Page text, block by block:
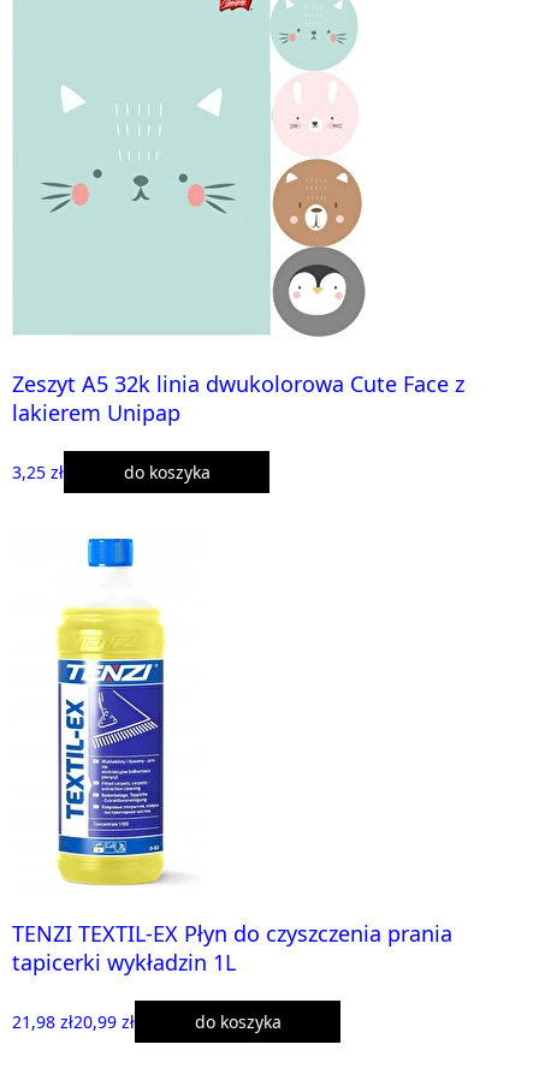
Zeszyt A5 32k linia dwukolorowa Cute Face z
lakierem Unipap
3,25 zł do koszyka
TENZI TEXTIL-EX Płyn do czyszczenia prania
tapicerki wykładzin 1L
21,98 zł20,99 zł do koszyka